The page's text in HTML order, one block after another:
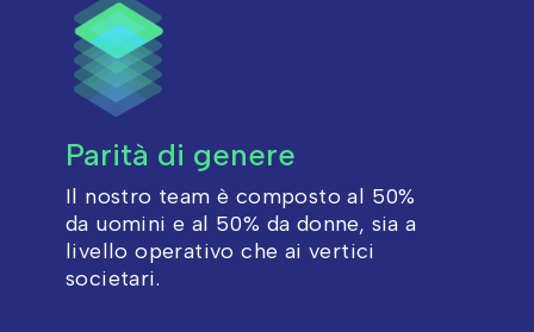
Parità di genere
Il nostro team è composto al 50%
da uomini e al 50% da donne, sia a
livello operativo che ai vertici
societari.